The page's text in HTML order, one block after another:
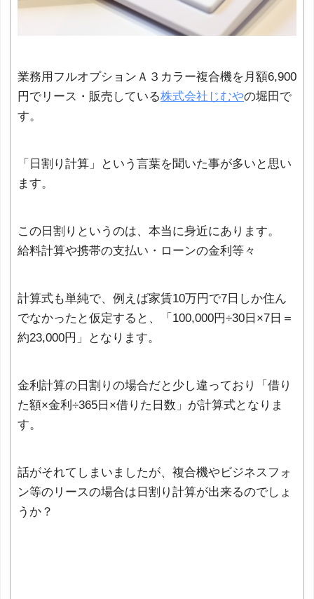
業務用フルオプションＡ３カラー複合機を月額6,900
円でリース・販売している株式会社じむやの堀田で
す。
「日割り計算」という言葉を聞いた事が多いと思い
ます。
この日割りというのは、本当に身近にあります。
給料計算や携帯の支払い・ローンの金利等々
計算式も単純で、例えば家賃10万円で7日しか住ん
でなかったと仮定すると、「100,000円÷30日×7日＝
約23,000円」となります。
金利計算の日割りの場合だと少し違っており「借り
た額×金利÷365日×借りた日数」が計算式となりま
す。
話がそれてしまいましたが、複合機やビジネスフォ
ン等のリースの場合は日割り計算が出来るのでしょ
うか？